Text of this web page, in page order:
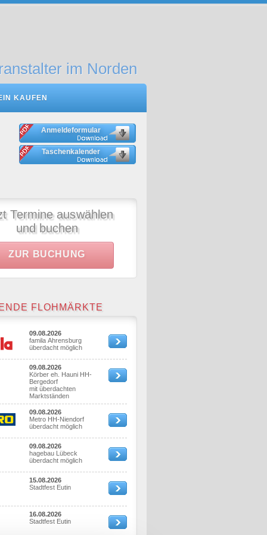
im Norden
KAUFEN
Anmeldeformular
Taschenkalender
Termine auswählen
und buchen
ZUR BUCHUNG
FLOHMÄRKTE
09.08.2026
famila Ahrensburg
überdacht möglich
09.08.2026
Körber eh. Hauni HH-
Bergedorf
mit überdachten
Marktständen
09.08.2026
Metro HH-Niendorf
überdacht möglich
09.08.2026
hagebau Lübeck
überdacht möglich
15.08.2026
Stadtfest Eutin
16.08.2026
Stadtfest Eutin